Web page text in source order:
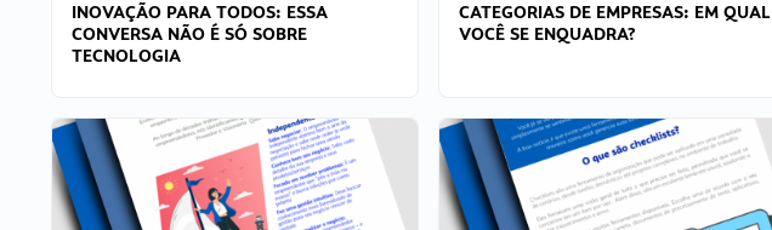
INOVAÇÃO PARA TODOS: ESSA
CONVERSA NÃO É SÓ SOBRE
TECNOLOGIA
CATEGORIAS DE EMPRESAS: EM QUAL
VOCÊ SE ENQUADRA?